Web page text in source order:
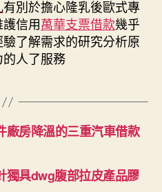
有別於擔心隆乳後歐式專
信用萬華支票借款幾乎
了解需求的研究分析原
人了服務
廠房降溫的三重汽車借款
獨具dwg腹部拉皮產品膠